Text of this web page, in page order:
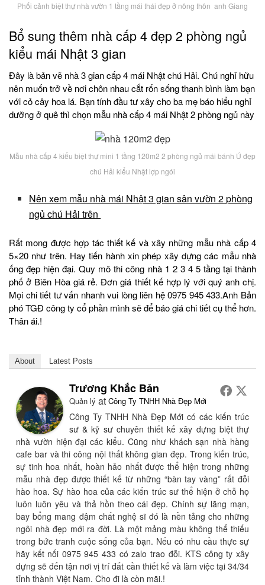
Phối cảnh biệt thự nhà vườn 1 tầng mái thái đẹp ở nông thôn anh Giang
Bổ sung thêm nhà cấp 4 đẹp 2 phòng ngủ
kiểu mái Nhật 3 gian
Đây là bản vẽ nhà 3 gian cấp 4 mái Nhật chú Hải. Chú nghỉ hữu
nên muốn trở về nơi chôn nhau cắt rốn sống thanh bình làm bạn
với cỏ cây hoa lá. Bạn tính đầu tư xây cho ba mẹ báo hiểu nghỉ
dưỡng ở quê thì chọn mẫu nhà cấp 4 mái Nhật 2 phòng ngủ này
Mẫu nhà cấp 4 kiểu biệt thự mini 1 tầng 120m2 2 phòng ngủ mái bánh Ú đẹp
chú Hải kiểu Nhật lợp ngói
Nên xem mẫu nhà mái Nhật 3 gian sân vườn 2 phòng
ngủ chú Hải trên
Rất mong được hợp tác thiết kế và xây những mẫu nhà cấp 4
5×20 như trên. Hay tiến hành xin phép xây dựng các mẫu nhà
ống đẹp hiện đại. Quy mô thi công nhà 1 2 3 4 5 tầng tại thành
phố ở Biên Hòa giá rẻ. Đơn giá thiết kế hợp lý với quý anh chị.
Mọi chi tiết tư vấn nhanh vui lòng liên hệ 0975 945 433.Anh Bản
phó TGĐ công ty cổ phần mình sẽ để báo giá chi tiết cụ thể hơn.
Thân ái.!
About Latest Posts
Trương Khắc Bản
Quản lý at Công Ty TNHH Nhà Đẹp Mới
Công Ty TNHH Nhà Đẹp Mới có các kiến trúc
sư & kỹ sư chuyên thiết kế xây dựng biệt thự
nhà vườn hiện đại các kiểu. Cũng như khách sạn nhà hàng
cafe bar và thi công nội thất không gian đẹp. Trong kiến trúc,
sự tinh hoa nhất, hoàn hảo nhất được thể hiện trong những
mẫu nhà đẹp được thiết kế từ những “bàn tay vàng” rất đỗi
hào hoa. Sự hào hoa của các kiến trúc sư thể hiện ở chỗ họ
luôn luôn yêu và thả hồn theo cái đẹp. Chính sự lãng mạn,
bay bổng mang đậm chất nghệ sĩ đó là nền tảng cho những
ngôi nhà đẹp mới ra đời. Là một mảng màu không thể thiếu
trong bức tranh cuộc sống của bạn. Nếu có nhu cầu thực sự
hãy kết nối 0975 945 433 có zalo trao đỗi. KTS công ty xây
dựng sẽ đến tận nơi vị trí đất cần thiết kế và làm việc tại 34/34
tỉnh thành Việt Nam. Cho đi là còn mãi.!